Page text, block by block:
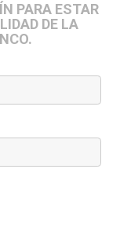
PARA ESTAR
DE LA